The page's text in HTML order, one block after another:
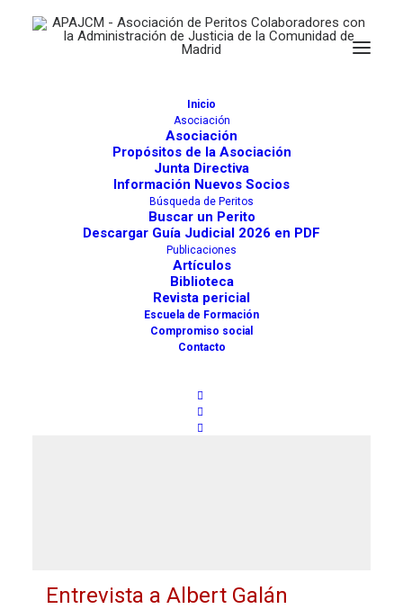
Inicio
Asociación
Asociación
Propósitos de la Asociación
Junta Directiva
Información Nuevos Socios
Búsqueda de Peritos
Buscar un Perito
Descargar Guía Judicial 2026 en PDF
Publicaciones
Artículos
Biblioteca
Revista pericial
Escuela de Formación
Compromiso social
Contacto
Entrevista a Albert Galán